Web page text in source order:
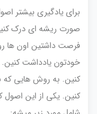
برای یادگیری بیشتر
صورت ریشه ای درک
فرصت داشتین اون ها
خودتون یادداشت کنین.
کنین. به روش هایی که
کنین. یکی از این اصول